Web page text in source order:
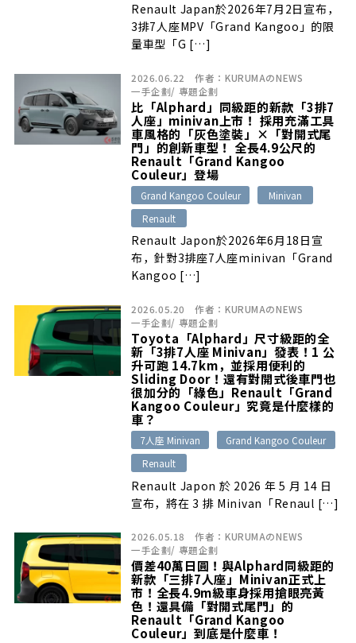
Renault Japan於2026年7月2日宣布，
3排7人座MPV「Grand Kangoo」的限
量車型「G […]
2026.06.22 作者： KURUMAのNEWS
一手企劃/ 專題企劃
比「Alphard」同級距的新款「3排7
人座」minivan上市！ 採用充滿工具
車風格的「灰色塗裝」×「對開式尾
門」的創新車型！ 全長4.9公尺的
Renault「Grand Kangoo
Couleur」登場
Grand Kangoo Couleur
Minivan
Renault
Renault Japon於2026年6月18日宣
布，針對3排座7人座minivan「Grand
Kangoo […]
2026.05.20 作者： KURUMAのNEWS
一手企劃/ 專題企劃
Toyota「Alphard」尺寸級距的全
新「3排7人座 Minivan」發表！1 公
升可跑 14.7km，並採用便利的
Sliding Door！還有對開式後車門也
很加分的「綠色」Renault「Grand
Kangoo Couleur」究竟是什麼樣的
車？
7人座 Minivan
Grand Kangoo Couleur
Renault
Renault Japon 於 2026 年 5 月 14 日
宣布，將在 3 排 Minivan「Renaul […]
2026.05.18 作者： KURUMAのNEWS
一手企劃/ 專題企劃
價差40萬日圓！與Alphard同級距的
新款「三排7人座」Minivan正式上
市！全長4.9m級車身採用搶眼亮黃
色！還具備「對開式尾門」的
Renault「Grand Kangoo
Couleur」到底是什麼車！